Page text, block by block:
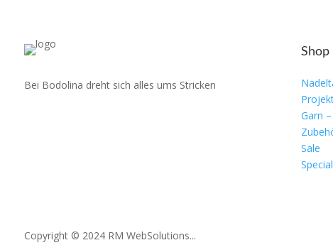
Bei Bodolina dreht sich alles ums Stricken
Shop
Garn
Sale
Copyright © 2024 RM WebSolutions...